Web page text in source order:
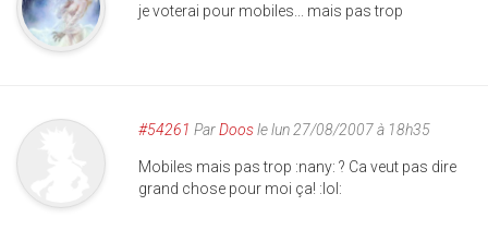
je voterai pour mobiles... mais pas trop
#54261 ParDoosle lun 27/08/2007 à 18h35
Mobiles mais pas trop :nany: ? Ca veut pas dire
grand chose pour moi ça! :lol: